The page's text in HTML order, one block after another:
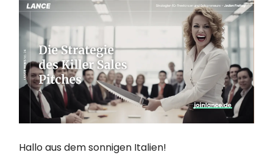
Hallo aus dem sonnigen Italien!